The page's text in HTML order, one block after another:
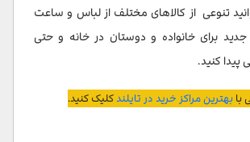
تنوعی از کالاهای مختلف از لباس و ساعت
جدید برای خانواده و دوستان در خانه و حتی
کنید.
بابهترین مراکز خرید در تایلندکلیک کنید.